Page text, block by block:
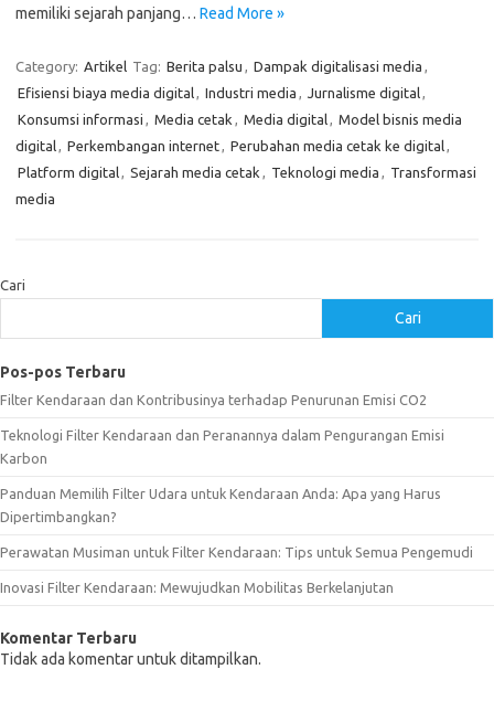
memiliki sejarah panjang… Read More »
Category: Artikel Tag: Berita palsu , Dampak digitalisasi media ,
Efisiensi biaya media digital, Industri media , Jurnalisme digital,
Konsumsi informasi , Media cetak , Media digital, Model bisnis media
digital, Perkembangan internet, Perubahan media cetak ke digital,
Platform digital, Sejarah media cetak , Teknologi media , Transformasi
media
Cari
Cari
Pos-pos Terbaru
Filter Kendaraan dan Kontribusinya terhadap Penurunan Emisi CO2
Teknologi Filter Kendaraan dan Peranannya dalam Pengurangan Emisi
Karbon
Panduan Memilih Filter Udara untuk Kendaraan Anda: Apa yang Harus
Dipertimbangkan?
Perawatan Musiman untuk Filter Kendaraan: Tips untuk Semua Pengemudi
Inovasi Filter Kendaraan: Mewujudkan Mobilitas Berkelanjutan
Komentar Terbaru
Tidak ada komentar untuk ditampilkan.